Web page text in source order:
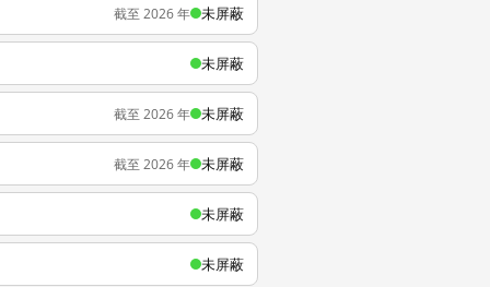
截至 2026 年 未屏蔽
未屏蔽
截至 2026 年 未屏蔽
截至 2026 年 未屏蔽
未屏蔽
未屏蔽